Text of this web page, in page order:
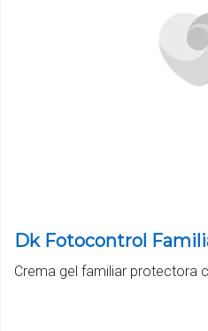
Dk Fotocontrol
Crema gel familiar protectora